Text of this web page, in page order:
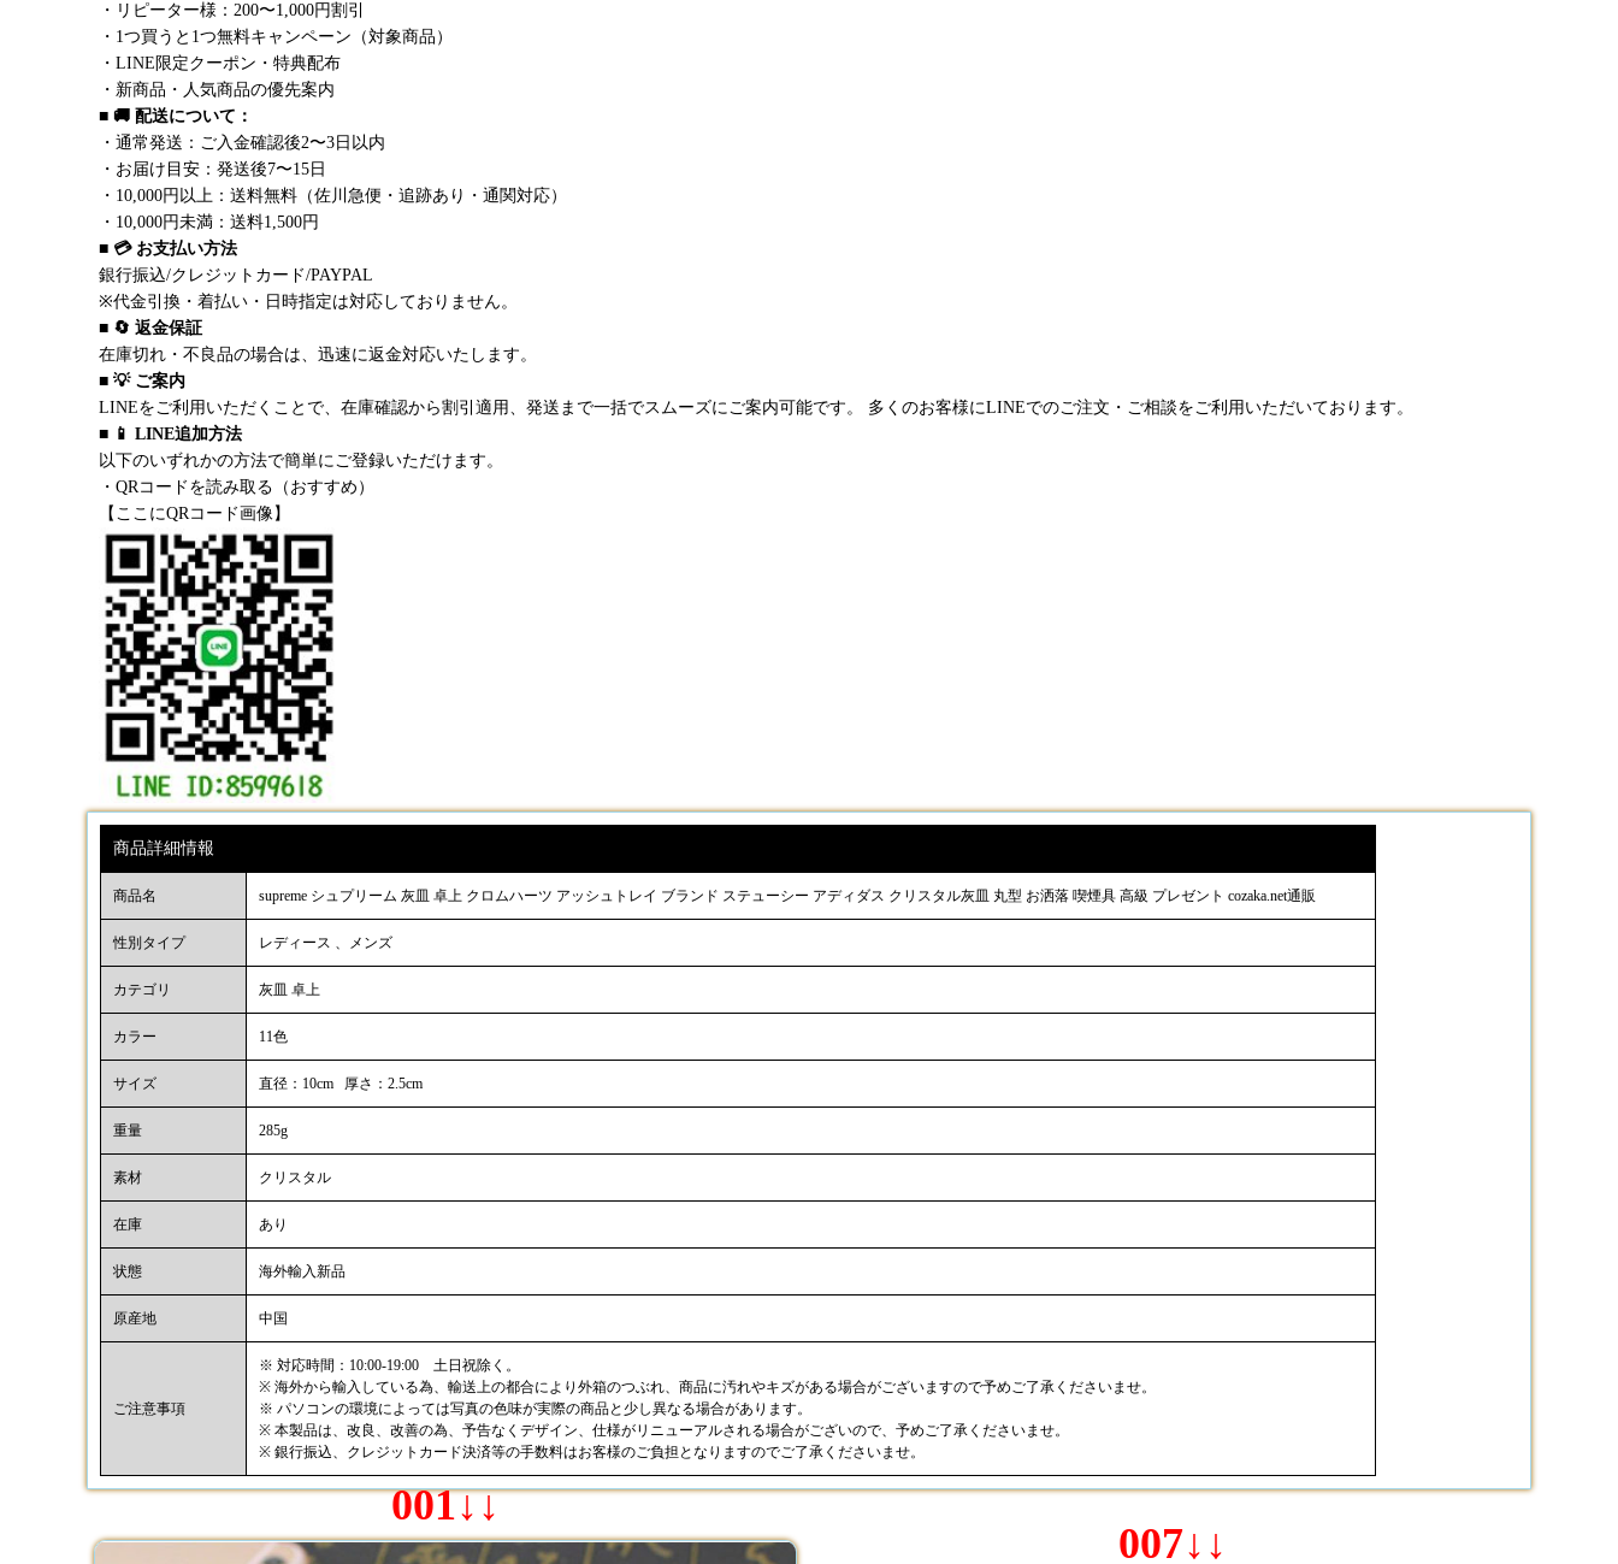
・リピーター様：200〜1,000円割引
・1つ買うと1つ無料キャンペーン（対象商品）
・LINE限定クーポン・特典配布
・新商品・人気商品の優先案内
■ 🚚 配送について：
・通常発送：ご入金確認後2〜3日以内
・お届け目安：発送後7〜15日
・10,000円以上：送料無料（佐川急便・追跡あり・通関対応）
・10,000円未満：送料1,500円
■ 💳 お支払い方法
銀行振込/クレジットカード/PAYPAL
※代金引換・着払い・日時指定は対応しておりません。
■ 🔄 返金保証
在庫切れ・不良品の場合は、迅速に返金対応いたします。
■ 💡 ご案内
LINEをご利用いただくことで、在庫確認から割引適用、発送まで一括でスムーズにご案内可能です。 多くのお客様にLINEでのご注文・ご相談をご利用いただいております。
■ 📱 LINE追加方法
以下のいずれかの方法で簡単にご登録いただけます。
・QRコードを読み取る（おすすめ）
【ここにQRコード画像】
商品詳細情報
商品名 supreme シュプリーム 灰皿 卓上 クロムハーツ アッシュトレイ ブランド ステューシー アディダス クリスタル灰皿 丸型 お洒落 喫煙具 高級 プレゼント cozaka.net通販
性別タイプ レディース 、メンズ
カテゴリ 灰皿 卓上
カラー 11色
サイズ 直径：10cm 厚さ：2.5cm
重量 285g
素材 クリスタル
在庫 あり
状態 海外輸入新品
原産地 中国
ご注意事項
※ 対応時間：10:00-19:00 土日祝除く。
※ 海外から輸入している為、輸送上の都合により外箱のつぶれ、商品に汚れやキズがある場合がございますので予めご了承くださいませ。
※ パソコンの環境によっては写真の色味が実際の商品と少し異なる場合があります。
※ 本製品は、改良、改善の為、予告なくデザイン、仕様がリニューアルされる場合がございので、予めご了承くださいませ。
※ 銀行振込、クレジットカード決済等の手数料はお客様のご負担となりますのでご了承くださいませ。
001↓↓
007↓↓